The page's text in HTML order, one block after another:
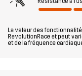
parfaitement adaptée
Le mannequin fait 174
La valeur des
RevolutionRace et peut
et de la fréquence